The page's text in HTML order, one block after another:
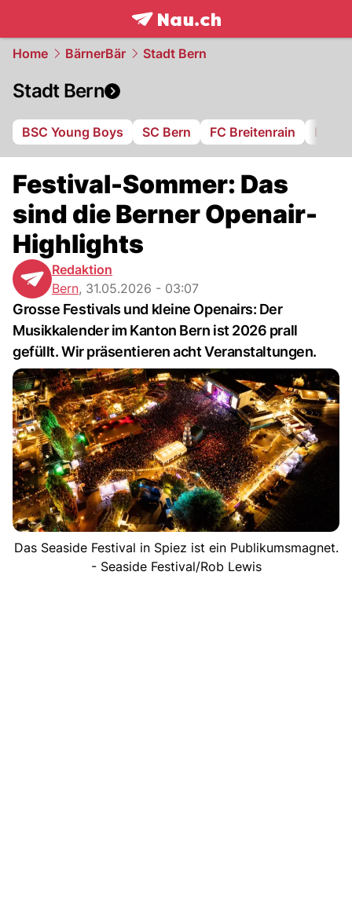
frontpage.NAU.ch
Home BärnerBär Stadt Bern
Stadt Bern
BSC Young Boys SC Bern FC Breitenrain BSV
Festival-Sommer: Das
sind die Berner Openair-
Highlights
Redaktion
Bern, 31.05.2026 - 03:07
Grosse Festivals und kleine Openairs: Der
Musikkalender im Kanton Bern ist 2026 prall
gefüllt. Wir präsentieren acht Veranstaltungen.
Das Seaside Festival in Spiez ist ein Publikumsmagnet.
- Seaside Festival/Rob Lewis